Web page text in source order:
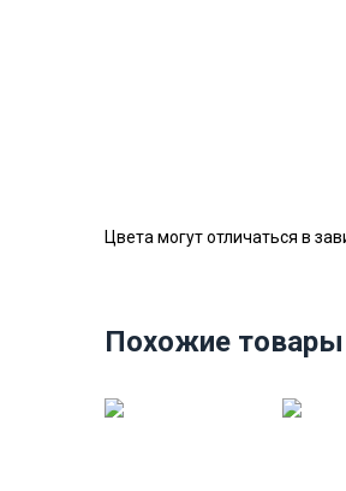
Цвета могут отличаться в
Похожие товары